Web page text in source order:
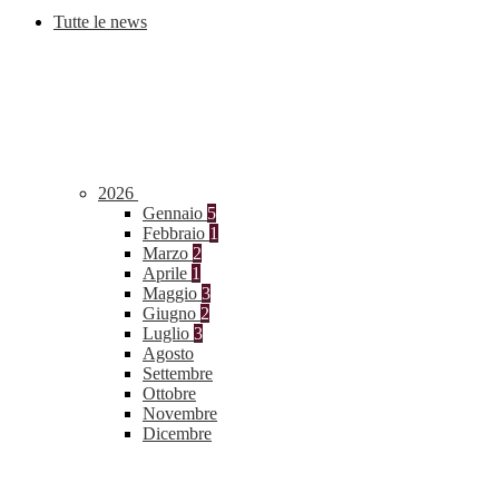
Tutte le news
2026
Gennaio 5
Febbraio 1
Marzo 2
Aprile 1
Maggio 3
Giugno 2
Luglio 3
Agosto
Settembre
Ottobre
Novembre
Dicembre